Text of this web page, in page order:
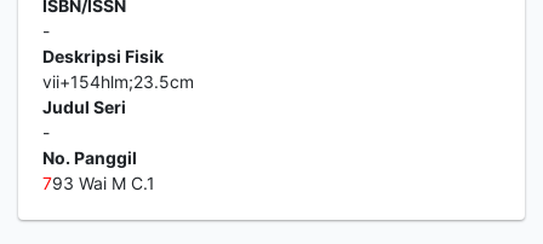
ISBN/ISSN
-
Deskripsi Fisik
vii+154hlm;23.5cm
Judul Seri
-
No. Panggil
793 Wai M C.1